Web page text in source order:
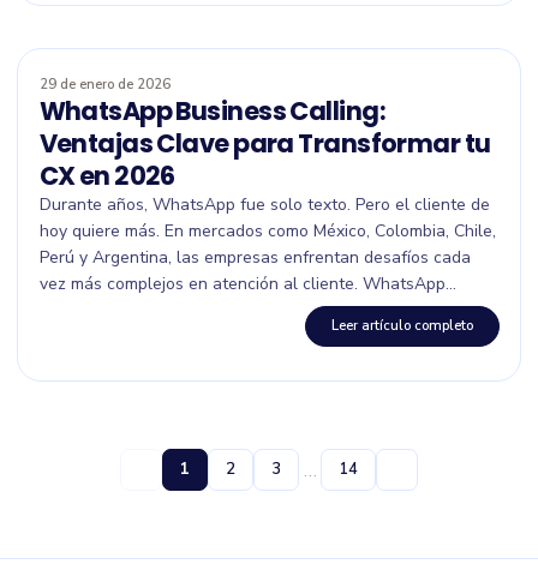
29 de enero de 2026
WhatsApp Business Calling:
Ventajas Clave para Transformar tu
CX en 2026
Durante años, WhatsApp fue solo texto. Pero el cliente de
hoy quiere más. En mercados como México, Colombia, Chile,
Perú y Argentina, las empresas enfrentan desafíos cada
vez más complejos en atención al cliente. WhatsApp...
Leer artículo completo
1 2 3 … 14